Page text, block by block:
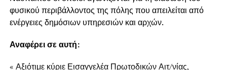
φυσικού περιβάλλοντος της πόλης που απειλείται από
ενέργειες δημόσιων υπηρεσιών και αρχών.
Αναφέρει σε αυτή:
« Αξιότιμε κύριε Εισαγγελέα Πρωτοδικών Αιτ/νίας,